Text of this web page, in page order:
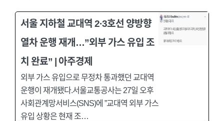
서울 지하철 교대역 2·3호선 양방향
열차 운행 재개…”외부 가스 유입 조
치 완료” | 아주경제
외부 가스 유입으로 무정차 통과했던 교대역
운행이 재개됐다.서울교통공사는 27일 오후
사회관계망서비스(SNS)에 ”교대역 외부 가스
유입 상황은 현재 조…